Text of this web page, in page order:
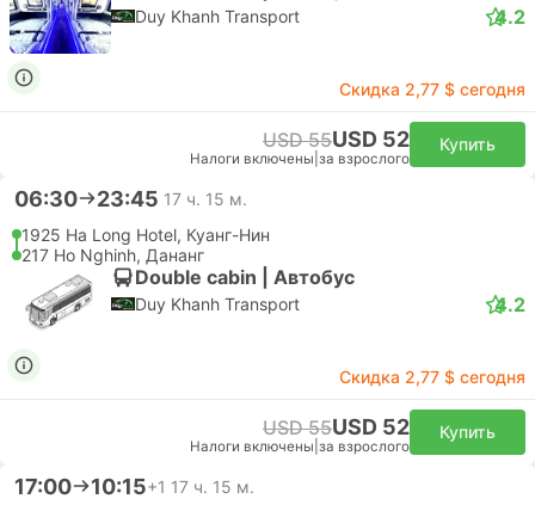
Duy Khanh Transport 4.2
Скидка 2,77 $ сегодня
USD 55USD 52
Налоги включены за взрослого
Купить
06:30 23:45 17 ч. 15 м.
1925 Ha Long Hotel, Куанг-Нин
217 Ho Nghinh, Дананг
Double cabin | Автобус
Duy Khanh Transport 4.2
Скидка 2,77 $ сегодня
USD 55USD 52
Налоги включены за взрослого
Купить
17:00 10:15+1 17 ч. 15 м.